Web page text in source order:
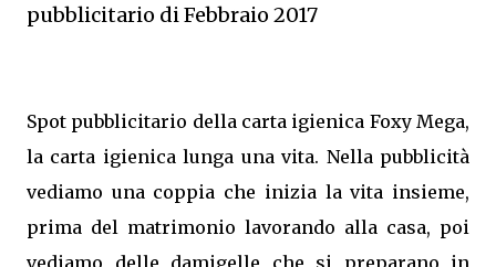
pubblicitario di Febbraio 2017
Spot pubblicitario della carta igienica Foxy Mega,
la carta igienica lunga una vita. Nella pubblicità
vediamo una coppia che inizia la vita insieme,
prima del matrimonio lavorando alla casa, poi